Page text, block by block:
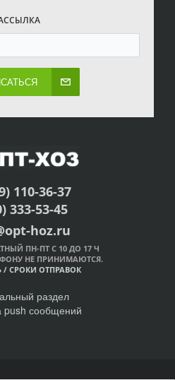
110-36-37
333-53-45
hoz.ru
ПН-ПТ С 10 ДО 17 Ч
НЕ ПРИНИМАЮТСЯ.
/ СРОКИ ОТПРАВОК
раздел
push сообщений